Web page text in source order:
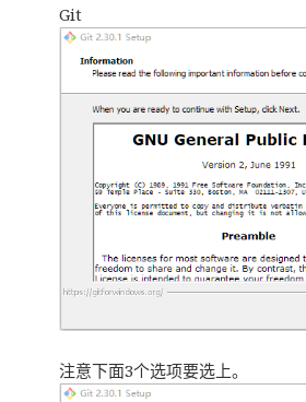
Git
注意下面3个选项要选上。